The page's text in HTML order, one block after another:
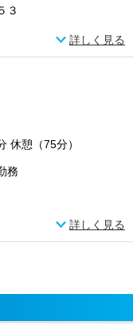
３
詳しく見る
休憩（75分）
務
詳しく見る